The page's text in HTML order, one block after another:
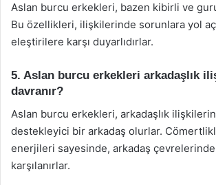
Aslan burcu erkekleri, bazen kibirli ve
Bu özellikleri, ilişkilerinde sorunlara yol
eleştirilere karşı duyarlıdırlar.
5. Aslan burcu erkekleri arkadaşlık
davranır?
Aslan burcu erkekleri, arkadaşlık
destekleyici bir arkadaş olurlar.
enerjileri sayesinde, arkadaş
karşılanırlar.